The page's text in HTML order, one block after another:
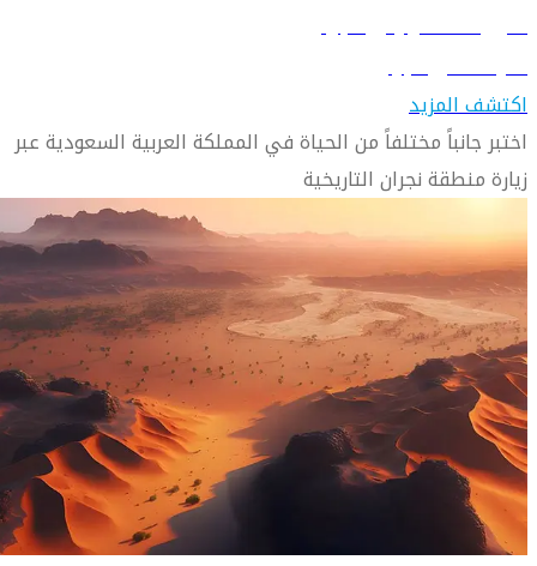
دليل السفر إلى نجران
تعرّف على نجران
اكتشف المزيد
اختبر جانباً مختلفاً من الحياة في المملكة العربية السعودية عبر
زيارة منطقة نجران التاريخية